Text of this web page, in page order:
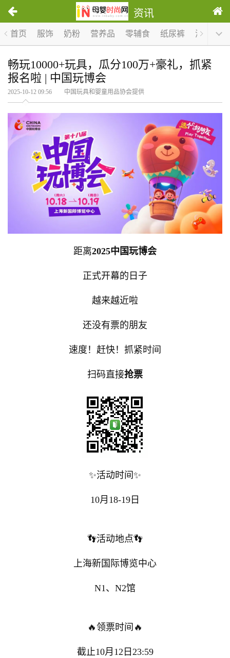
资讯
首页 服饰 奶粉 营养品 零辅食 纸尿裤 洗护
畅玩10000+玩具，瓜分100万+豪礼，抓紧
报名啦 | 中国玩博会
2025-10-12 09:56 中国玩具和婴童用品协会提供
距离2025中国玩博会
正式开幕的日子
越来越近啦
还没有票的朋友
速度！赶快！抓紧时间
扫码直接抢票
✨活动时间✨
10月18-19日
👣活动地点👣
上海新国际博览中心
N1、N2馆
🔥领票时间🔥
截止10月12日23:59